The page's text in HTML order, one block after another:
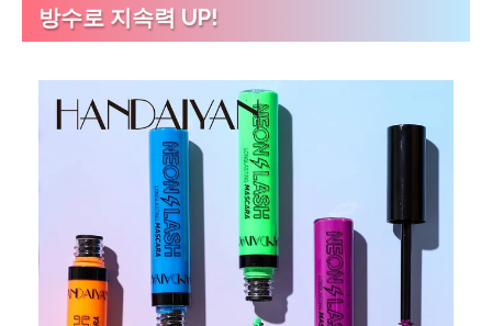
방수로 지속력 UP!